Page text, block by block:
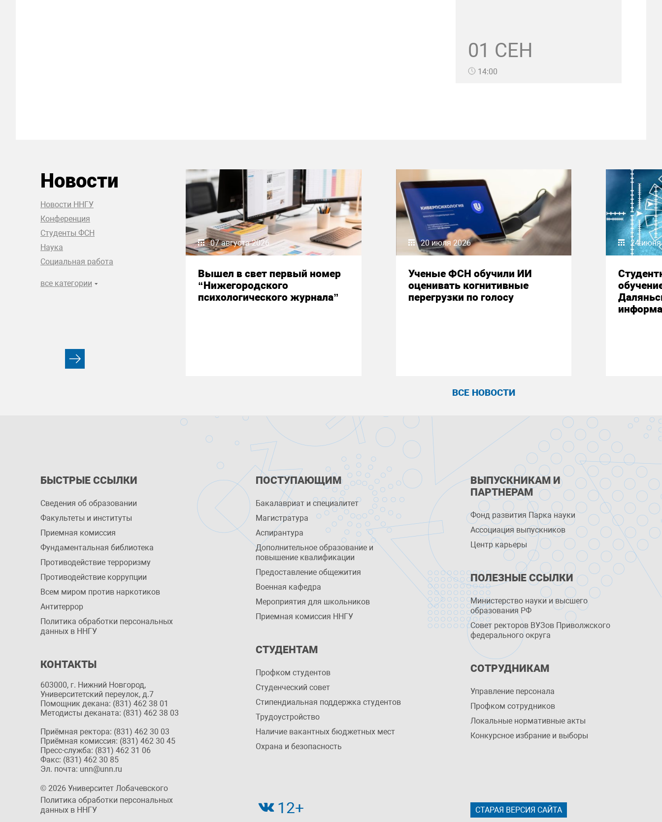
01 СЕН
14:00
Новости
Новости ННГУ
Конференция
Студенты ФСН
Наука
Социальная работа
все категории
07 августа 2026
Вышел в свет первый номер
“Нижегородского
психологического журнала”
20 июля 2026
Ученые ФСН обучили ИИ
оценивать когнитивные
перегрузки по голосу
24
ВСЕ НОВОСТИ
БЫСТРЫЕ ССЫЛКИ
Сведения об образовании
Факультеты и институты
Приемная комиссия
Фундаментальная библиотека
Противодействие терроризму
Противодействие коррупции
Всем миром против наркотиков
Антитеррор
Политика обработки персональных
данных в ННГУ
КОНТАКТЫ
603000, г. Нижний Новгород,
Университетский переулок, д.7
Помощник декана: (831) 462 38 01
Методисты деканата: (831) 462 38 03
Приёмная ректора: (831) 462 30 03
Приёмная комиссия: (831) 462 30 45
Пресс-служба: (831) 462 31 06
Факс: (831) 462 30 85
Эл. почта: unn@unn.ru
ПОСТУПАЮЩИМ
Бакалавриат и специалитет
Магистратура
Аспирантура
Дополнительное образование и
повышение квалификации
Предоставление общежития
Военная кафедра
Мероприятия для школьников
Приемная комиссия ННГУ
СТУДЕНТАМ
Профком студентов
Студенческий совет
Стипендиальная поддержка студентов
Трудоустройство
Наличие вакантных бюджетных мест
Охрана и безопасность
ВЫПУСКНИКАМ И
ПАРТНЕРАМ
Фонд развития Парка науки
Ассоциация выпускников
Центр карьеры
ПОЛЕЗНЫЕ ССЫЛКИ
Министерство науки и высшего
образования РФ
Совет ректоров ВУЗов Приволжского
федерального округа
СОТРУДНИКАМ
Управление персоналa
Профком сотрудников
Локальные нормативные акты
Конкурсное избрание и выборы
© 2026 Университет Лобачевского
Политика обработки персональных
данных в ННГУ
12+ СТАРАЯ ВЕРСИЯ САЙТА